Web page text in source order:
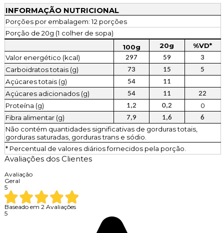
INFORMAÇÃO NUTRICIONAL
Porções por embalagem: 12 porções
Porção de 20g (1 colher de sopa)
100g
20g
%VD*
Valor energético (kcal)
297 59 3
Carboidratos totais (g) 73 15 5
Açúcares totais (g) 54 11
Açúcares adicionados (g) 54 11 22
Proteína (g) 1,2 0,2
0
Fibra alimentar (g)
7,9 1,6 6
Não contém quantidades significativas de gorduras totais,
gorduras saturadas, gorduras trans e sódio.
* Percentual de valores diários fornecidos pela porção.
Avaliações dos Clientes
Avaliação
Geral
5
Baseado em 2Avaliações
5